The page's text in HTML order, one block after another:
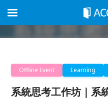
Offline Event Learning
系統思考工作坊｜系